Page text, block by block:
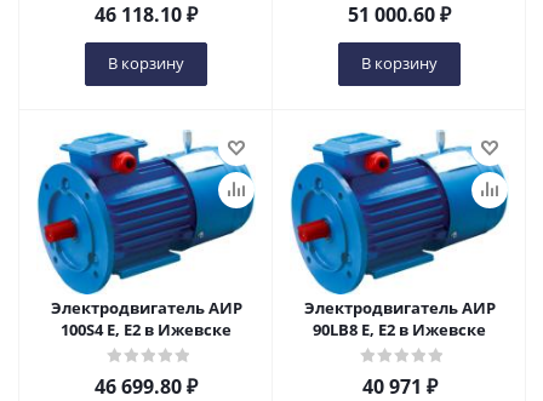
46 118.10₽
В корзину
51 000.60₽
В корзину
Электродвигатель АИР
100S4 Е, Е2 в Ижевске
46 699.80₽
Электродвигатель АИР
90LВ8 Е, Е2 в Ижевске
40 971 ₽